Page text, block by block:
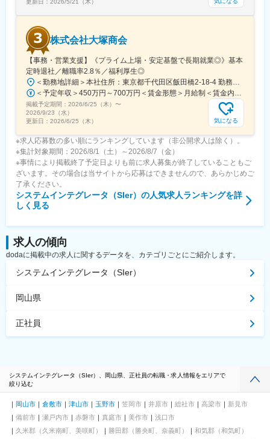
更新日： 2026/5/21（木）
株式会社大塚商会
【事務・営業支援】《プライム上場・安定基盤で長期就業◎》基本
定時退社／離職率2.8％／福利厚生◎
掲載予定期間： 2026/6/25（木） 〜
2026/9/23（水）
更新日： 2026/6/25（木） 気になる
※求人応募数の多い順にランキングしています（非公開求人は除く）。
※集計対象期間：2026/8/1（土）～2026/8/7（金）
※事情により掲載終了予定日よりも前に求人募集が終了していることもご
ざいます。その場合は当サイトから応募はできませんので、あらかじめご
了承ください。
システムインテグレータ（SIer） の人気求人ランキングを詳
しく見る
求人の傾向
dodaに掲載中の求人に関するデータを、カテゴリごとにご紹介します。
システムインテグレータ（SIer）
岡山県
正社員
システムインテグレータ（SIer）、岡山県、正社員の転職・求人情報をエリアで
絞り込む
岡山市 倉敷市 津山市 玉野市 笠岡市 井原市 総社市 高梁市
新見市
備前市
瀬戸内市 赤磐市 真庭市 美作市
浅口市
久米郡（久米南町、美咲町）
勝田郡（勝央町、奈義町）
和気郡（和気町）